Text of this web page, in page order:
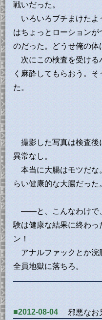
戦いだった。
いろいろブチまけたよ
はちょっとローション
のだった。どうせ俺の体
次にこの検査を受ける
く麻酔してもらおう。
た。
撮影した写真は検査後
異常なし。
本当に大腸はモツだな
らい健康的な大腸だった
――と、こんなわけで
験は健康な結果に終わ
ン！
アナルファックとか浣
全員地獄に落ちろ。
■2012-08-04 邪悪なお